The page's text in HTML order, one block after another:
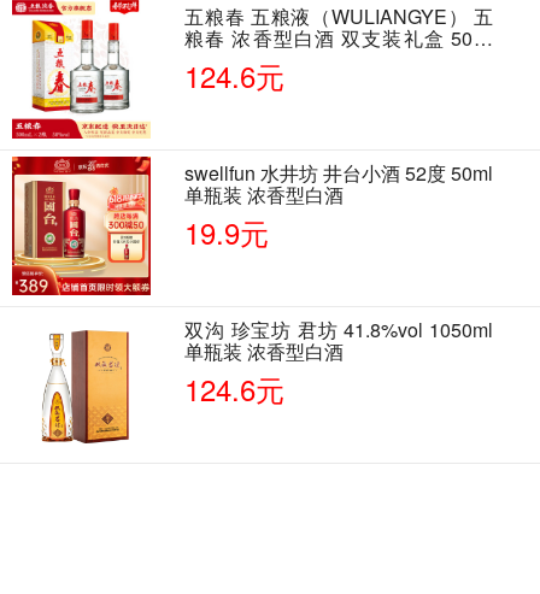
五粮春 五粮液（WULIANGYE） 五
粮春 浓香型白酒 双支装礼盒 50度
500ml*2瓶 含酒具
124.6元
swellfun 水井坊 井台小酒 52度 50ml
单瓶装 浓香型白酒
19.9元
双沟 珍宝坊 君坊 41.8%vol 1050ml
单瓶装 浓香型白酒
124.6元